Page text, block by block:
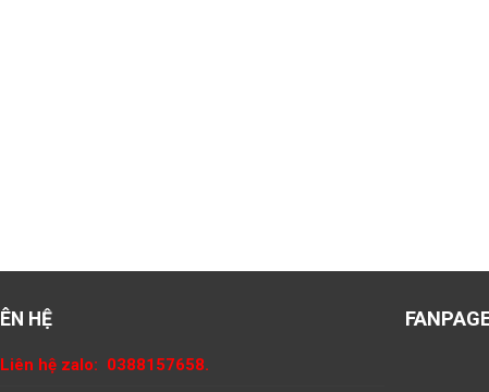
HỆ
Liên hệ zalo: 0388157658.